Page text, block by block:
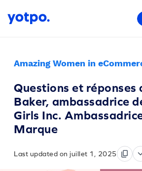
Amazing Women in
Questions et réponses
Baker, ambassadrice
Girls Inc.
Marque
Last updated on juillet 1, 2025